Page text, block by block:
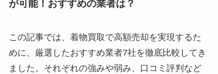
が可能！おすすめの業者は？
この記事では、着物買取で高額売却を実現するた
めに、厳選したおすすめ業者7社を徹底比較してき
ました。それぞれの強みや弱み、口コミ評判など